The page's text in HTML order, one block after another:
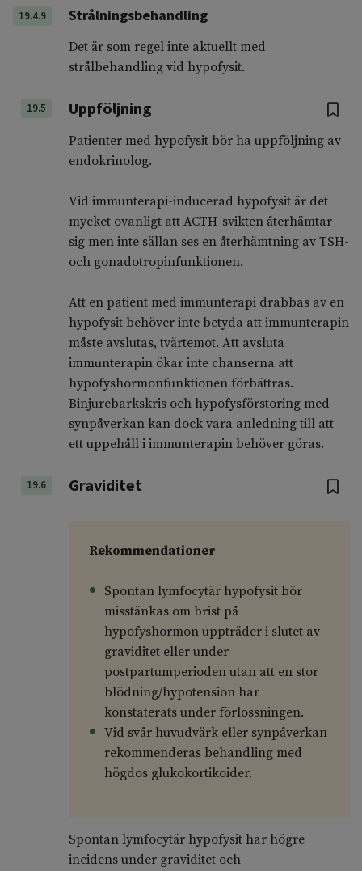
19.4.9 Strålningsbehandling
Det är som regel inte aktuellt med
strålbehandling vid hypofysit.
19.5 Uppföljning
Patienter med hypofysit bör ha uppföljning av
endokrinolog.
Vid immunterapi-inducerad hypofysit är det
mycket ovanligt att ACTH-svikten återhämtar
sig men inte sällan ses en återhämtning av TSH-
och gonadotropinfunktionen.
Att en patient med immunterapi drabbas av en
hypofysit behöver inte betyda att immunterapin
måste avslutas, tvärtemot. Att avsluta
immunterapin ökar inte chanserna att
hypofyshormonfunktionen förbättras.
Binjurebarkskris och hypofysförstoring med
synpåverkan kan dock vara anledning till att
ett uppehåll i immunterapin behöver göras.
19.6 Graviditet
Rekommendationer
Spontan lymfocytär hypofysit bör
misstänkas om brist på
hypofyshormon uppträder i slutet av
graviditet eller under
postpartumperioden utan att en stor
blödning/hypotension har
konstaterats under förlossningen.
Vid svår huvudvärk eller synpåverkan
rekommenderas behandling med
högdos glukokortikoider.
Spontan lymfocytär hypofysit har högre
incidens under graviditet och